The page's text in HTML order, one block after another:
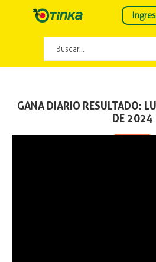
GANA DIARIO RESULTADO:
DE 2024